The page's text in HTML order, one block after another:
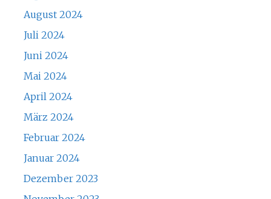
August 2024
Juli 2024
Juni 2024
Mai 2024
April 2024
März 2024
Februar 2024
Januar 2024
Dezember 2023